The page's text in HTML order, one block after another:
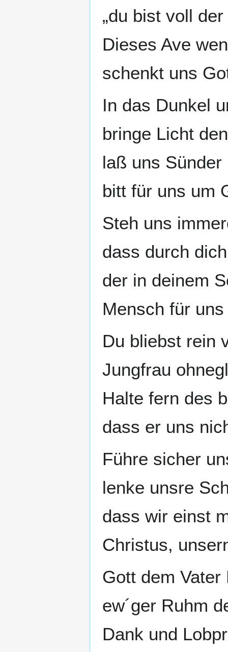
„du bist voll der
Dieses Ave
schenkt uns
In das Dunkel
bringe Licht
laß uns
bitt für uns um
Steh uns
dass durch
der in deinem
Mensch für
Du bliebst rein
Jungfrau
Halte fern des
dass er uns
Führe sicher
lenke unsre
dass wir einst
Christus,
Gott dem
ew´ger Ruhm
Dank und